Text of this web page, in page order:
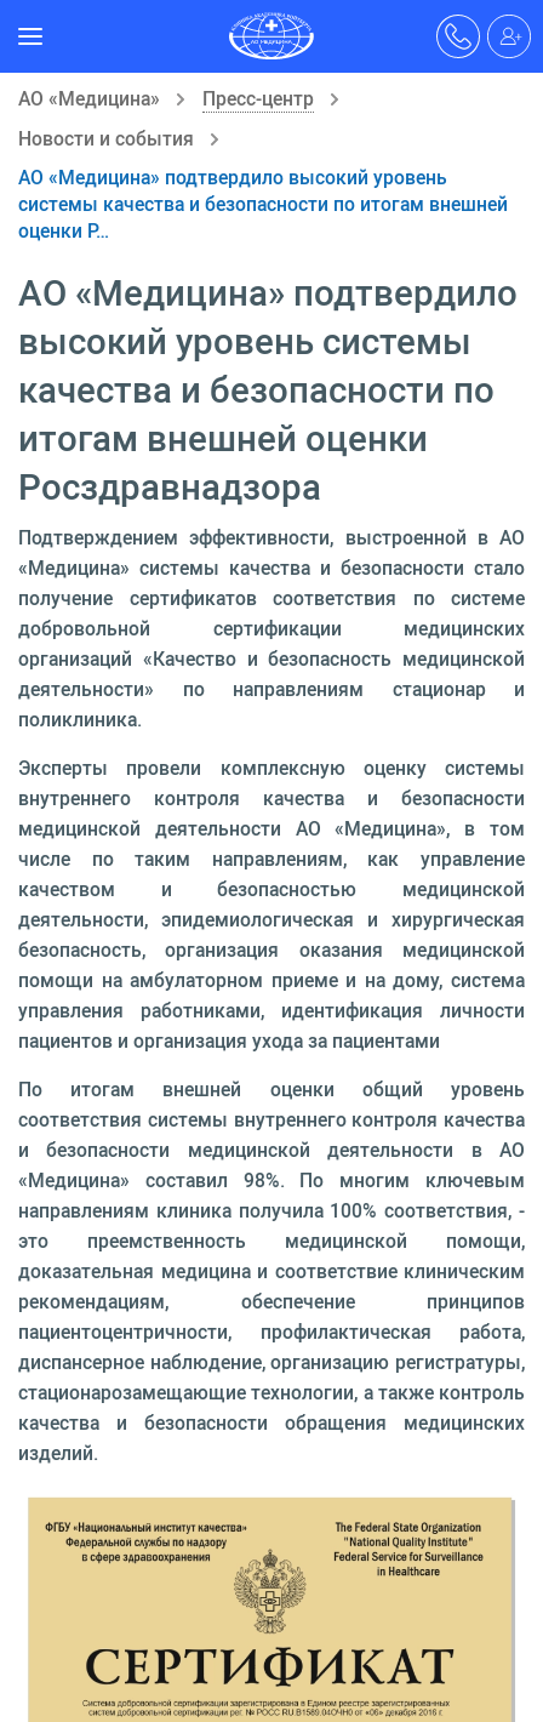
АО «Медицина»
Пресс-центр
Новости и события
АО «Медицина» подтвердило высокий уровень
системы качества и безопасности по итогам внешней
оценки Р…
АО «Медицина» подтвердило
высокий уровень системы
качества и безопасности по
итогам внешней оценки
Росздравнадзора
Подтверждением эффективности, выстроенной в АО
«Медицина» системы качества и безопасности стало
получение сертификатов соответствия по системе
добровольной сертификации медицинских
организаций «Качество и безопасность медицинской
деятельности» по направлениям стационар и
поликлиника.
Эксперты провели комплексную оценку системы
внутреннего контроля качества и безопасности
медицинской деятельности АО «Медицина», в том
числе по таким направлениям, как управление
качеством и безопасностью медицинской
деятельности, эпидемиологическая и хирургическая
безопасность, организация оказания медицинской
помощи на амбулаторном приеме и на дому, система
управления работниками, идентификация личности
пациентов и организация ухода за пациентами
По итогам внешней оценки общий уровень
соответствия системы внутреннего контроля качества
и безопасности медицинской деятельности в АО
«Медицина» составил 98%. По многим ключевым
направлениям клиника получила 100% соответствия, -
это преемственность медицинской помощи,
доказательная медицина и соответствие клиническим
рекомендациям, обеспечение принципов
пациентоцентричности, профилактическая работа,
диспансерное наблюдение, организацию регистратуры,
стационарозамещающие технологии, а также контроль
качества и безопасности обращения медицинских
изделий.